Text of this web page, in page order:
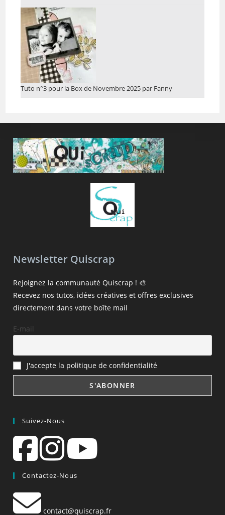
Tuto n°3 pour la Box de Novembre 2025 par Fanny
Newsletter Quiscrap
Rejoignez la communauté Quiscrap ! 🎨
Recevez nos tutos, idées créatives et offres exclusives
directement dans votre boîte mail
E-mail
J'accepte la politique de confidentialité
Suivez-Nous
Contactez-Nous
contact@quiscrap.fr